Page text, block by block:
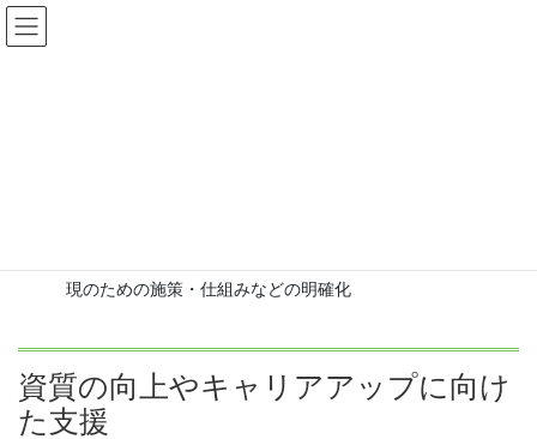
コ
ン
ナ
ビ
現のための施策・仕組みなどの明確化
資質の向上やキャリアアップに向け
た支援